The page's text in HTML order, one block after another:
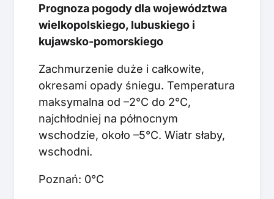
Prognoza pogody dla województwa
wielkopolskiego, lubuskiego i
kujawsko-pomorskiego
Zachmurzenie duże i całkowite,
okresami opady śniegu. Temperatura
maksymalna od –2°C do 2°C,
najchłodniej na północnym
wschodzie, około –5°C. Wiatr słaby,
wschodni.
Poznań: 0°C